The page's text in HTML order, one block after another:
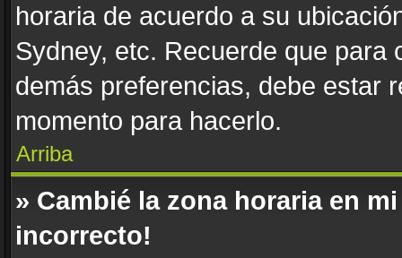
horaria de acuerdo a su
Sydney, etc. Recuerde que para
demás preferencias, debe estar
momento para hacerlo.
Arriba
» Cambié la zona horaria en
incorrecto!